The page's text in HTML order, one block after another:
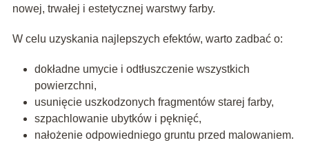
nowej, trwałej i estetycznej warstwy farby.
W celu uzyskania najlepszych efektów, warto zadbać o:
dokładne umycie i odtłuszczenie wszystkich
powierzchni,
usunięcie uszkodzonych fragmentów starej farby,
szpachlowanie ubytków i pęknięć,
nałożenie odpowiedniego gruntu przed malowaniem.